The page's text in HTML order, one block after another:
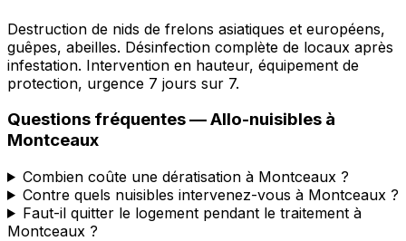
Destruction de nids de frelons asiatiques et européens,
guêpes, abeilles. Désinfection complète de locaux après
infestation. Intervention en hauteur, équipement de
protection, urgence 7 jours sur 7.
Questions fréquentes —Allo-nuisibles à
Montceaux
Combien coûte une dératisation à Montceaux ?
Contre quels nuisibles intervenez-vous à Montceaux ?
Faut-il quitter le logement pendant le traitement à
Montceaux ?